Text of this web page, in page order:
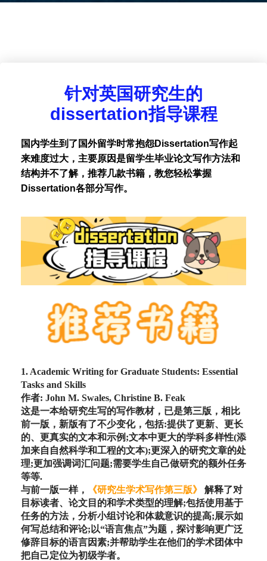
针对英国研究生的
dissertation指导课程
国内学生到了国外留学时常抱怨Dissertation写作起
来难度过大，主要原因是留学生毕业论文写作方法和
结构并不了解，推荐几款书籍，教您轻松掌握
Dissertation各部分写作。
1. Academic Writing for Graduate Students: Essential
Tasks and Skills
作者: John M. Swales, Christine B. Feak
这是一本给研究生写的写作教材，已是第三版，相比
前一版，新版有了不少变化，包括:提供了更新、更长
的、更真实的文本和示例;文本中更大的学科多样性(添
加来自自然科学和工程的文本);更深入的研究文章的处
理;更加强调词汇问题;需要学生自己做研究的额外任务
等等.
与前一版一样，
《研究生学术写作第三版》
解释了对
目标读者、论文目的和学术类型的理解;包括使用基于
任务的方法，分析小组讨论和体裁意识的提高;展示如
何写总结和评论;以“语言焦点”为题，探讨影响更广泛
修辞目标的语言因素;并帮助学生在他们的学术团体中
把自己定位为初级学者。